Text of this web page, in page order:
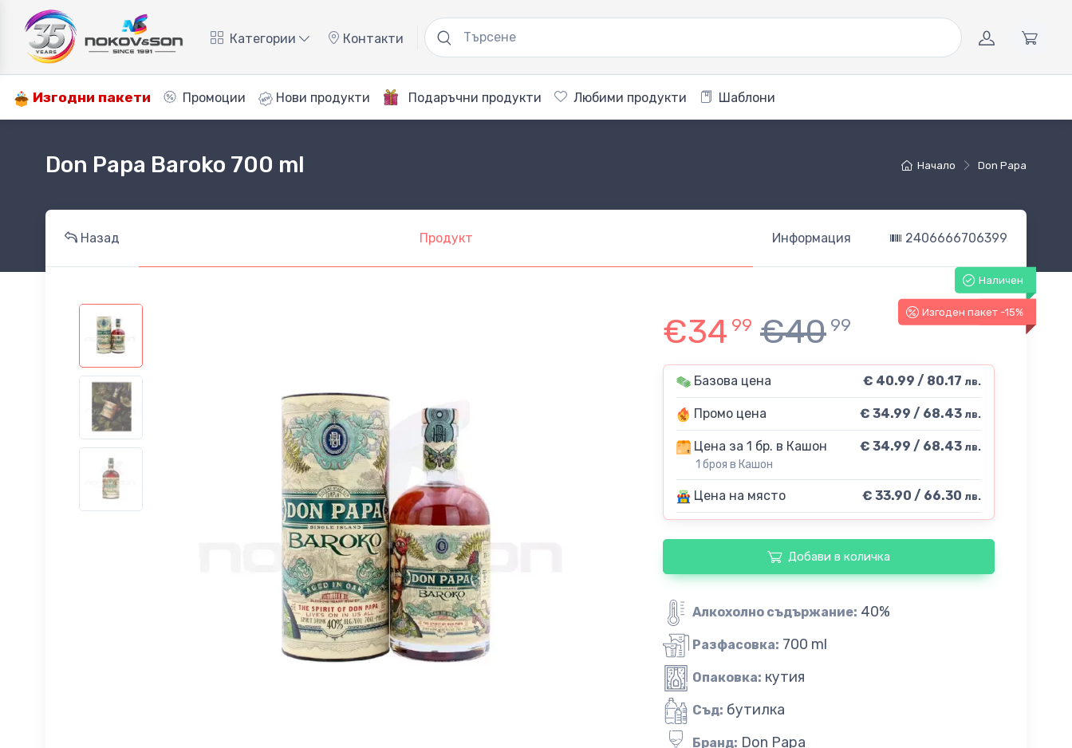
Категории Контакти
Изгодни пакети Промоции Нови продукти Подаръчни продукти Любими продукти Шаблони
Начало Don Papa
Don Papa Baroko 700 ml
Назад Продукт Информация 2406666706399
Наличен
-15%
Изгоден пакет -15%
€34 99 €40 99
Базова цена € 40.99 / 80.17 лв.
Промо цена € 34.99 / 68.43 лв.
Цена за 1 бр. в Кашон
1 броя в Кашон
€ 34.99 / 68.43 лв.
Цена на място € 33.90 / 66.30 лв.
Добави в количка
Алкохолно съдържание: 40%
Разфасовка: 700 ml
Опаковка: кутия
Съд: бутилка
Бранд: Don Papa